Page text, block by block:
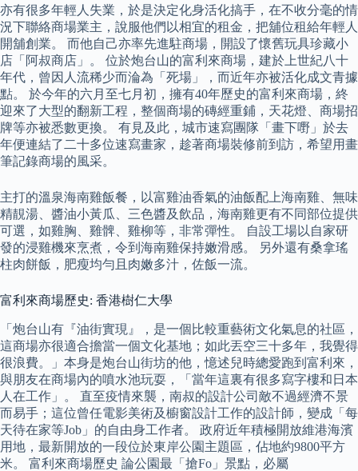
亦有很多年輕人失業，於是決定化身活化搞手，在不收分毫的情
況下聯絡商場業主，說服他們以相宜的租金，把舖位租給年輕人
開舖創業。 而他自己亦率先進駐商場，開設了懷舊玩具珍藏小
店「阿叔商店」。 位於炮台山的富利來商場，建於上世紀八十
年代，曾因人流稀少而淪為「死場」，而近年亦被活化成文青據
點。 於今年的六月至七月初，擁有40年歷史的富利來商場，終
迎來了大型的翻新工程，整個商場的磚經重鋪，天花燈、商場招
牌等亦被悉數更換。 有見及此，城市速寫團隊「畫下嘢」於去
年便連結了二十多位速寫畫家，趁著商場裝修前到訪，希望用畫
筆記錄商場的風采。
主打的溫泉海南雞飯餐，以富雞油香氣的油飯配上海南雞、無味
精靚湯、醬油小黃瓜、三色醬及飲品，海南雞更有不同部位提供
可選，如雞胸、雞髀、雞柳等，非常彈性。 自設工場以自家研
發的浸雞機來烹煮，令到海南雞保持嫩滑感。 另外還有桑拿瑤
柱肉餅飯，肥瘦均勻且肉嫩多汁，佐飯一流。
富利來商場歷史: 香港樹仁大學
「炮台山有『油街實現』，是一個比較重藝術文化氣息的社區，
這商場亦很適合擔當一個文化基地；如此丟空三十多年，我覺得
很浪費。」本身是炮台山街坊的他，憶述兒時總愛跑到富利來，
與朋友在商場內的噴水池玩耍，「當年這裏有很多寫字樓和日本
人在工作」。 直至疫情來襲，南叔的設計公司敵不過經濟不景
而易手；這位曾任電影美術及櫥窗設計工作的設計師，變成「每
天待在家等Job」的自由身工作者。 政府近年積極開放維港海濱
用地，最新開放的一段位於東岸公園主題區，佔地約9800平方
米。 富利來商場歷史 論公園最「搶Fo」景點，必屬